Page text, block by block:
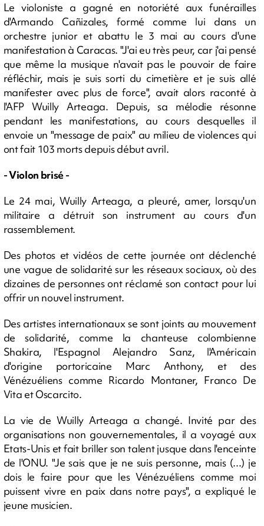
Le violoniste a gagné en notoriété aux funérailles
d'Armando Cañizales, formé comme lui dans un
orchestre junior et abattu le 3 mai au cours d'une
manifestation à Caracas. "J'ai eu très peur, car j'ai pensé
que même la musique n'avait pas le pouvoir de faire
réfléchir, mais je suis sorti du cimetière et je suis allé
manifester avec plus de force", avait alors raconté à
l'AFP Wuilly Arteaga. Depuis, sa mélodie résonne
pendant les manifestations, au cours desquelles il
envoie un "message de paix" au milieu de violences qui
ont fait 103 morts depuis début avril.
- Violon brisé -
Le 24 mai, Wuilly Arteaga, a pleuré, amer, lorsqu'un
militaire a détruit son instrument au cours d'un
rassemblement.
Des photos et vidéos de cette journée ont déclenché
une vague de solidarité sur les réseaux sociaux, où des
dizaines de personnes ont réclamé son contact pour lui
offrir un nouvel instrument.
Des artistes internationaux se sont joints au mouvement
de solidarité, comme la chanteuse colombienne
Shakira, l'Espagnol Alejandro Sanz, l'Américain
d'origine portoricaine Marc Anthony, et des
Vénézuéliens comme Ricardo Montaner, Franco De
Vita et Oscarcito.
La vie de Wuilly Arteaga a changé. Invité par des
organisations non gouvernementales, il a voyagé aux
Etats-Unis et fait briller son talent jusque dans l'enceinte
de l'ONU. "Je sais que je ne suis personne, mais (...) je
dois le faire pour que les Vénézuéliens comme moi
puissent vivre en paix dans notre pays", a expliqué le
jeune musicien.